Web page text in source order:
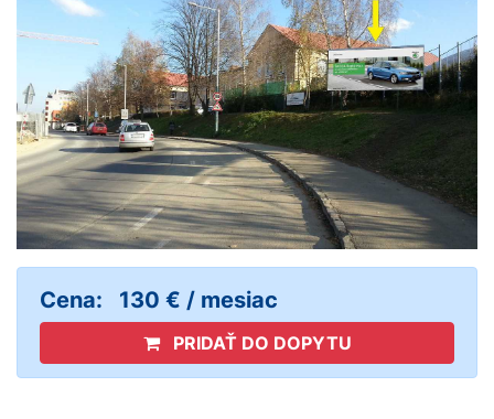
Cena: 130 € / mesiac
PRIDAŤ DO DOPYTU